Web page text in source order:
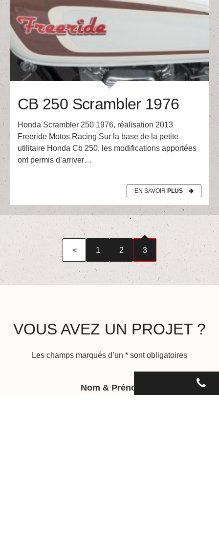
CB 250 Scrambler 1976
Honda Scrambler 250 1976, réalisation 2013
Freeride Motos Racing Sur la base de la petite
utilitaire Honda Cb 250, les modifications apportées
ont permis d’arriver…
EN SAVOIR PLUS
< 1 2 3
VOUS AVEZ UN PROJET ?
Les champs marqués d’un * sont obligatoires
Nom & Prénom